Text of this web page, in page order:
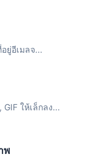
ยู่อีเมลจ...
ให้เล็กลง...
พ